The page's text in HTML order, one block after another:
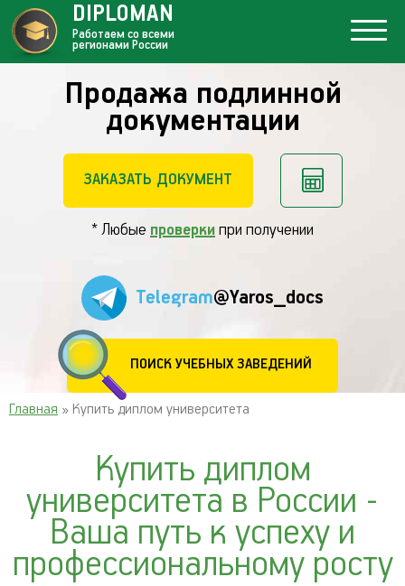
Продажа подлинной
документации
ЗАКАЗАТЬ ДОКУМЕНТ
* Любые проверки при получении
Telegram@Yaros_docs
ПОИСК УЧЕБНЫХ ЗАВЕДЕНИЙ
DIPLOMAN
Работаем со всеми
регионами России
Главная » Купить диплом университета
Купить диплом
университета в России -
Ваша путь к успеху и
профессиональному росту